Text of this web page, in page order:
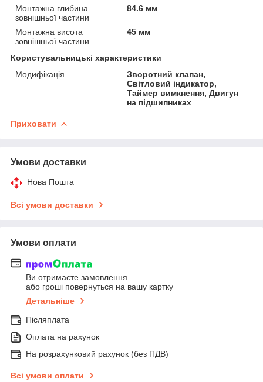
Монтажна глибина
зовнішньої частини
84.6 мм
Монтажна висота
зовнішньої частини
45 мм
Користувальницькі характеристики
Модифікація
Зворотний клапан,
Світловий індикатор,
Таймер вимкнення, Двигун
на підшипниках
Приховати
Умови доставки
Нова Пошта
Всі умови доставки
Умови оплати
Ви отримаєте замовлення
або гроші повернуться на вашу картку
Детальніше
Післяплата
Оплата на рахунок
На розрахунковий рахунок (без ПДВ)
Всі умови оплати